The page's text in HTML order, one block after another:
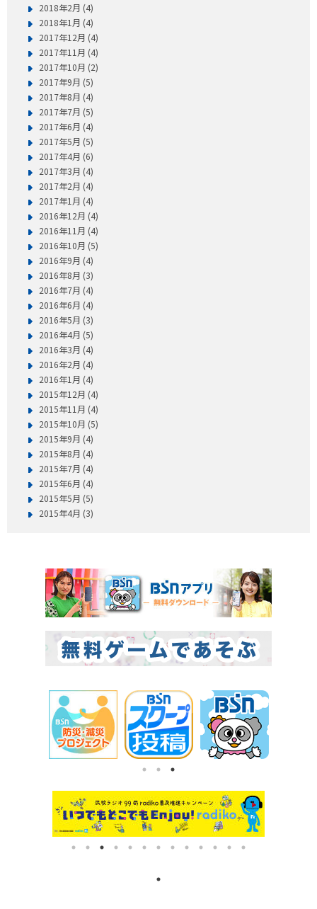
2018年2月 (4)
2018年1月 (4)
2017年12月 (4)
2017年11月 (4)
2017年10月 (2)
2017年9月 (5)
2017年8月 (4)
2017年7月 (5)
2017年6月 (4)
2017年5月 (5)
2017年4月 (6)
2017年3月 (4)
2017年2月 (4)
2017年1月 (4)
2016年12月 (4)
2016年11月 (4)
2016年10月 (5)
2016年9月 (4)
2016年8月 (3)
2016年7月 (4)
2016年6月 (4)
2016年5月 (3)
2016年4月 (5)
2016年3月 (4)
2016年2月 (4)
2016年1月 (4)
2015年12月 (4)
2015年11月 (4)
2015年10月 (5)
2015年9月 (4)
2015年8月 (4)
2015年7月 (4)
2015年6月 (4)
2015年5月 (5)
2015年4月 (3)